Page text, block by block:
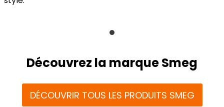
Découvrez la marque Smeg
DÉCOUVRIR TOUS LES PRODUITS SMEG